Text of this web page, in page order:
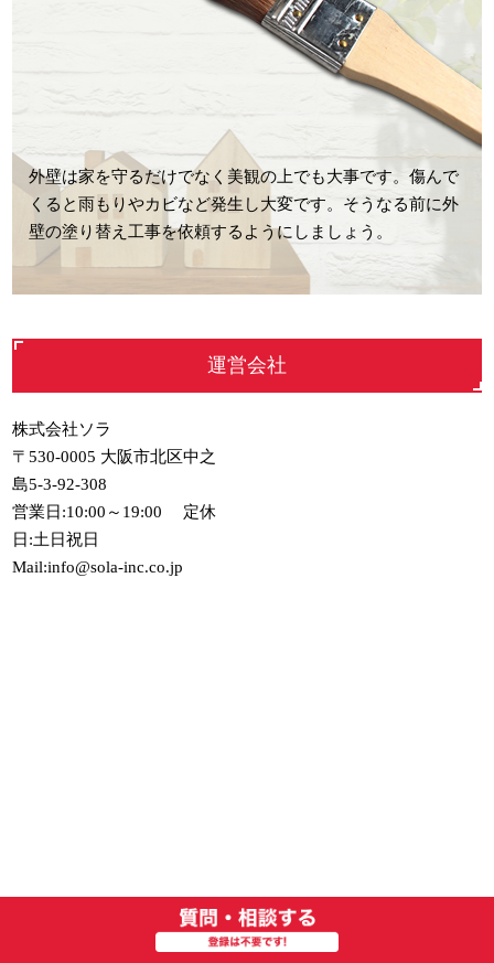
外壁は家を守るだけでなく美観の上でも大事です。傷んで
くると雨もりやカビなど発生し大変です。そうなる前に外
壁の塗り替え工事を依頼するようにしましょう。
運営会社
株式会社ソラ
〒530-0005 大阪市北区中之
島5-3-92-308
営業日:10:00～19:00 定休
日:土日祝日
Mail:info@sola-inc.co.jp